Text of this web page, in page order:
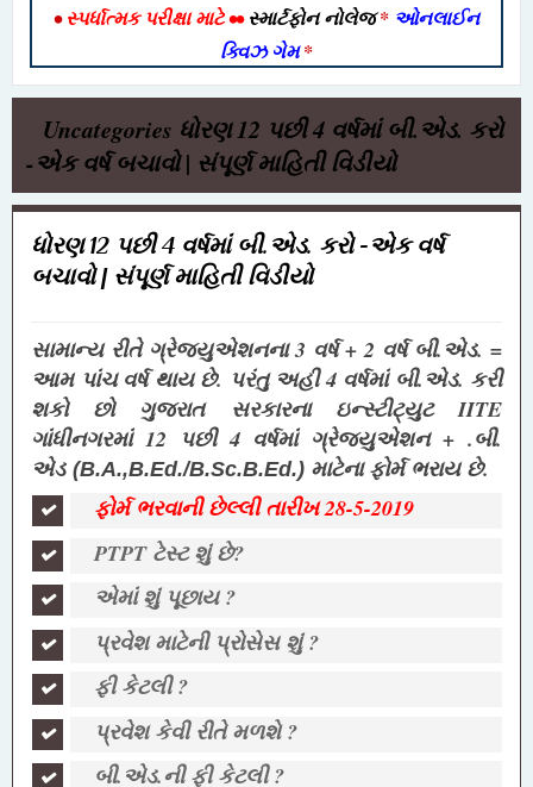
•સ્પર્ધાત્મક પરીક્ષા માટે••સ્માર્ટફોન નોલેજ* ઓનલાઈન
ક્વિઝ ગેમ*
Uncategories ધોરણ 12 પછી 4 વર્ષમાં બી.એડ. કરો
-એક વર્ષ બચાવો | સંપૂર્ણ માહિતી વિડીયો
ધોરણ 12 પછી 4 વર્ષમાં બી.એડ. કરો -એક વર્ષ
બચાવો | સંપૂર્ણ માહિતી વિડીયો
સામાન્ય રીતે ગ્રેજ્યુએશનના 3 વર્ષ + 2 વર્ષ બી.એડ. =
આમ પાંચ વર્ષ થાય છે. પરંતુ અહી 4 વર્ષમાં બી.એડ. કરી
શકો છો ગુજરાત સરકારના ઇન્સ્ટીટ્યુટ IITE
ગાંધીનગરમાં 12 પછી 4 વર્ષમાં ગ્રેજ્યુએશન + .બી.
એડ (B.A.,B.Ed./B.Sc.B.Ed.) માટેના ફોર્મ ભરાય છે.
ફોર્મ ભરવાની છેલ્લી તારીખ 28-5-2019
PTPT ટેસ્ટ શું છે?
એમાં શું પૂછાય ?
પ્રવેશ માટેની પ્રોસેસ શું ?
ફી કેટલી ?
પ્રવેશ કેવી રીતે મળશે ?
બી.એડ.ની ફી કેટલી ?